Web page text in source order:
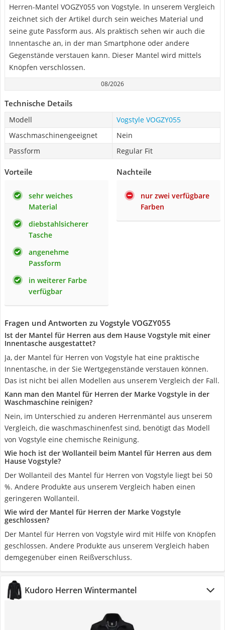
Herren-Mantel VOGZY055 von Vogstyle. In unserem Vergleich
zeichnet sich der Artikel durch sein weiches Material und
seine gute Passform aus. Als praktisch sehen wir auch die
Innentasche an, in der man Smartphone oder andere
Gegenstände verstauen kann. Dieser Mantel wird mittels
Knöpfen verschlossen.
08/2026
Technische Details
Modell
Vogstyle VOGZY055
Waschmaschinengeeignet
Nein
Passform
Regular Fit
Vorteile
sehr weiches
Material
diebstahlsicherer
Tasche
angenehme
Passform
in weiterer Farbe
verfügbar
Nachteile
nur zwei verfügbare
Farben
Fragen und Antworten zu Vogstyle VOGZY055
Ist der Mantel für Herren aus dem Hause Vogstyle mit einer
Innentasche ausgestattet?
Ja, der Mantel für Herren von Vogstyle hat eine praktische
Innentasche, in der Sie Wertgegenstände verstauen können.
Das ist nicht bei allen Modellen aus unserem Vergleich der Fall.
Kann man den Mantel für Herren der Marke Vogstyle in der
Waschmaschine reinigen?
Nein, im Unterschied zu anderen Herrenmäntel aus unserem
Vergleich, die waschmaschinenfest sind, benötigt das Modell
von Vogstyle eine chemische Reinigung.
Wie hoch ist der Wollanteil beim Mantel für Herren aus dem
Hause Vogstyle?
Der Wollanteil des Mantel für Herren von Vogstyle liegt bei 50
%. Andere Produkte aus unserem Vergleich haben einen
geringeren Wollanteil.
Wie wird der Mantel für Herren der Marke Vogstyle
geschlossen?
Der Mantel für Herren von Vogstyle wird mit Hilfe von Knöpfen
geschlossen. Andere Produkte aus unserem Vergleich haben
demgegenüber einen Reißverschluss.
Kudoro Herren Wintermantel